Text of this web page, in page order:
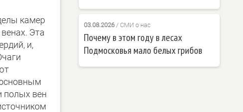
камер
Эта
и,
полых вен
03.08.2026/ СМИ о нас
Почему в этом году в лесах
Подмосковья мало белых грибов